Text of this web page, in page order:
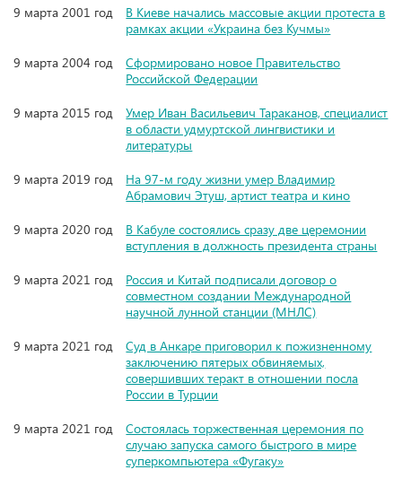
9 марта 2001 год
В Киеве начались массовые акции протеста в
рамках акции «Украина без Кучмы»
9 марта 2004 год
Сформировано новое Правительство
Российской Федерации
9 марта 2015 год
Умер Иван Васильевич Тараканов, специалист
в области удмуртской лингвистики и
литературы
9 марта 2019 год
На 97-м году жизни умер Владимир
Абрамович Этуш, артист театра и кино
9 марта 2020 год
В Кабуле состоялись сразу две церемонии
вступления в должность президента страны
9 марта 2021 год
Россия и Китай подписали договор о
совместном создании Международной
научной лунной станции (МНЛС)
9 марта 2021 год
Суд в Анкаре приговорил к пожизненному
заключению пятерых обвиняемых,
совершивших теракт в отношении посла
России в Турции
9 марта 2021 год
Состоялась торжественная церемония по
случаю запуска самого быстрого в мире
суперкомпьютера «Фугаку»